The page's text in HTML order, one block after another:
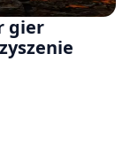
gier